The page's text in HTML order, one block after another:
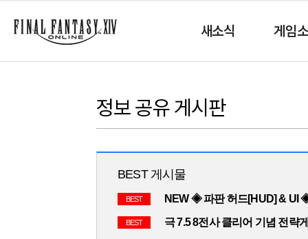
새소식 게임
정보 공유 게시판
BEST 게시물
BEST NEW ◈ 파판 허드[HUD] & UI
BEST 극 7.5 8전사 클리어 기념 전략